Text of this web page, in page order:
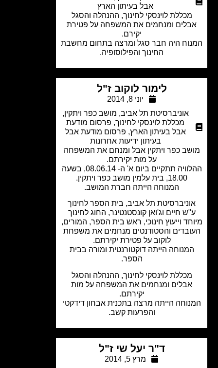
אבל בעיתון הארץ
מכללת לוינסקי לחינוך, ההנהלה והסגל
ומנחמים את המשפחה על פטירת
היה חבר סגל ומרצה בתחום מחשבת
החינוך והפילוסופיה.
לימור לוקוב ז"ל
אוניברסיטת תל אביב,מושב כפר ויתקין,
מכללת לוינסקי לחינוך, פרסום מודעת
אבל בעיתון הארץ,פרסום מודעת אבל
בעיתון ידיעות אחרונות
כפר ויתקין אבל ומנחם את המשפחה
על מות יקירתם.
ההלוויה תתקיים ביום א' ה- 08.06.14, בשעה
המנוחה הייתה חברת המושב.
תל אביב, בית הספר לחינוך
חיים וג'ואן קונסטנטינר, החוג לחינוך
וייעוץ חינוכי, ראש בית הספר, המורים,
והסטודנטים מנחמים את משפחת
לוקוב על פטירת יקירתם.
הייתה דוקטורנטית ומורה בבית
מכללת לוינסקי לחינוך, ההנהלה והסגל
אבלים ומנחמים את המשפחה על מות
הייתה מרצה בתכנית אבחון דידקטי
והפרעות קשב.
ד"ר יעל שי ז"ל
מרץ 5, 2014